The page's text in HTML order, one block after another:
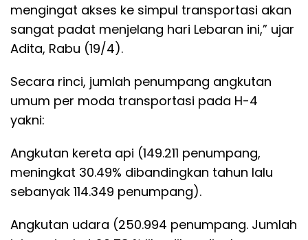
mengingat akses ke simpul transportasi akan
sangat padat menjelang hari Lebaran ini,” ujar
Adita, Rabu (19/4).
Secara rinci, jumlah penumpang angkutan
umum per moda transportasi pada H-4
yakni:
Angkutan kereta api (149.211 penumpang,
meningkat 30.49% dibandingkan tahun lalu
sebanyak 114.349 penumpang).
Angkutan udara (250.994 penumpang. Jumlah